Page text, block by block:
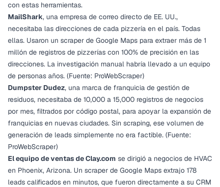
con estas herramientas.
MailShark, una empresa de correo directo de EE. UU.,
necesitaba las direcciones de cada pizzería en el país. Todas
ellas. Usaron un scraper de Google Maps para extraer más de 1
millón de registros de pizzerías con 100% de precisión en las
direcciones. La investigación manual habría llevado a un equipo
de personas años. (Fuente: ProWebScraper)
Dumpster Dudez, una marca de franquicia de gestión de
residuos, necesitaba de 10,000 a 15,000 registros de negocios
por mes, filtrados por código postal, para apoyar la expansión de
franquicias en nuevas ciudades. Sin scraping, ese volumen de
generación de leads simplemente no era factible. (Fuente:
ProWebScraper)
El equipo de ventas de Clay.com se dirigió a negocios de HVAC
en Phoenix, Arizona. Un scraper de Google Maps extrajo 178
leads calificados en minutos, que fueron directamente a su CRM